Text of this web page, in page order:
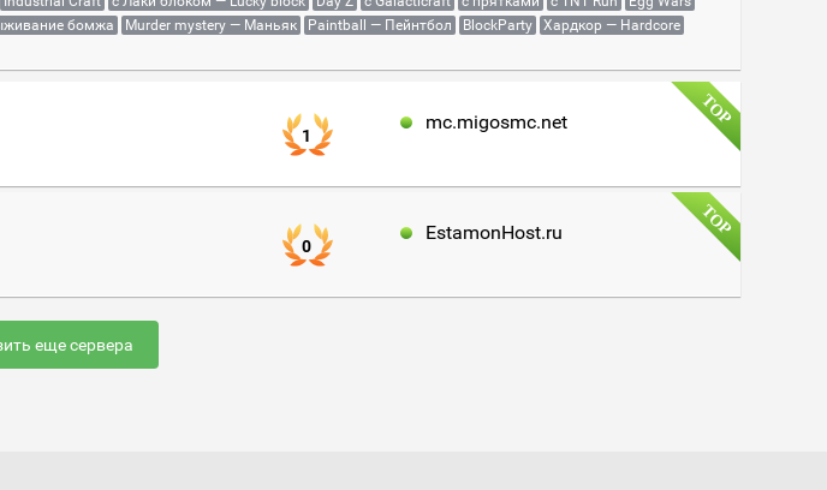
бомжа Murder mystery — Маньяк Paintball — Пейнтбол BlockParty
Хардкор — Hardcore
1
mc.migosmc.net
0
EstamonHost.ru
еще сервера